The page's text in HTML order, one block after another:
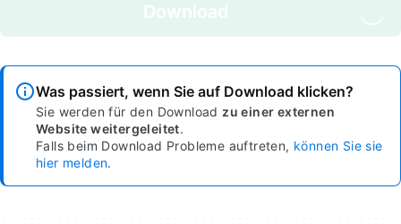
Download
Was passiert, wenn Sie auf Download klicken?
Sie werden für den Download zu einer externen
Website weitergeleitet.
Falls beim Download Probleme auftreten, können Sie sie
hier melden.